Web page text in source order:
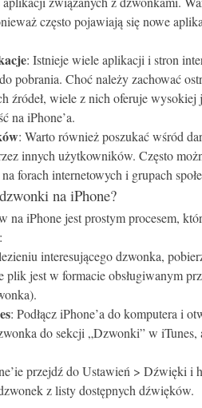
często pojawiają się nowe
: Istnieje wiele aplikacji i stron
pobrania. Choć należy zachować
źródeł, wiele z nich oferuje
na iPhone’a.
: Warto również poszukać wśród
innych użytkowników. Często
forach internetowych i grupach
na iPhone?
na iPhone jest prostym procesem,
interesującego dzwonka,
jest w formacie obsługiwanym
: Podłącz iPhone’a do komputera i
do sekcji „Dzwonki” w iTunes,
przejdź do Ustawień > Dźwięki i
z listy dostępnych dźwięków.